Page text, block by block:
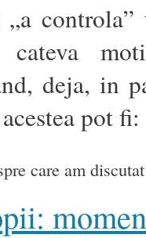
controla”
deja, in
pot fi:
care am